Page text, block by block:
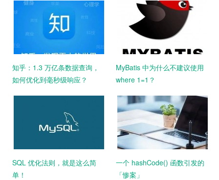
知乎：1.3 万亿条数据查询，
如何优化到毫秒级响应？
MyBatis 中为什么不建议使用
where 1=1？
SQL 优化法则，就是这么简
单！
一个 hashCode() 函数引发的​
「​惨案」​